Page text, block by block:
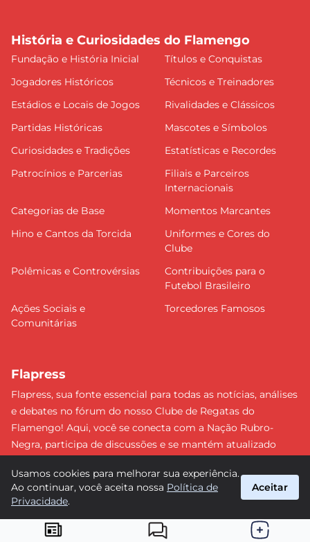
História e Curiosidades do Flamengo
Fundação e História Inicial
Títulos e Conquistas
Jogadores Históricos
Técnicos e Treinadores
Estádios e Locais de Jogos
Rivalidades e Clássicos
Partidas Históricas
Mascotes e Símbolos
Curiosidades e Tradições
Estatísticas e Recordes
Patrocínios e Parcerias
Filiais e Parceiros
Internacionais
Categorias de Base
Momentos Marcantes
Hino e Cantos da Torcida
Uniformes e Cores do
Clube
Polêmicas e Controvérsias
Contribuições para o
Futebol Brasileiro
Ações Sociais e
Comunitárias
Torcedores Famosos
Flapress
Flapress, sua fonte essencial para todas as notícias, análises
e debates no fórum do nosso Clube de Regatas do
Flamengo! Aqui, você se conecta com a Nação Rubro-
Negra, participa de discussões e se mantém atualizado
lance e esteja sempre à frente, junto da torcida mais
apaixonada do Brasil! #Flamengo #Flapress
Usamos cookies para melhorar sua experiência.
Ao continuar, você aceita nossa Política de
Privacidade.
Aceitar